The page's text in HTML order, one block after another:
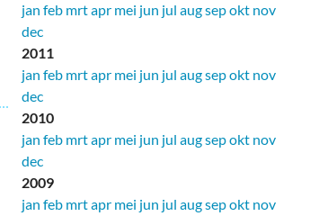
jan feb mrtapr mei jun jul augsepokt nov
dec
2011
jan feb mrtapr mei jun jul augsepokt nov
dec
2010
jan feb mrtapr mei jun jul augsepokt nov
dec
2009
jan feb mrtapr mei jun jul augsepokt nov